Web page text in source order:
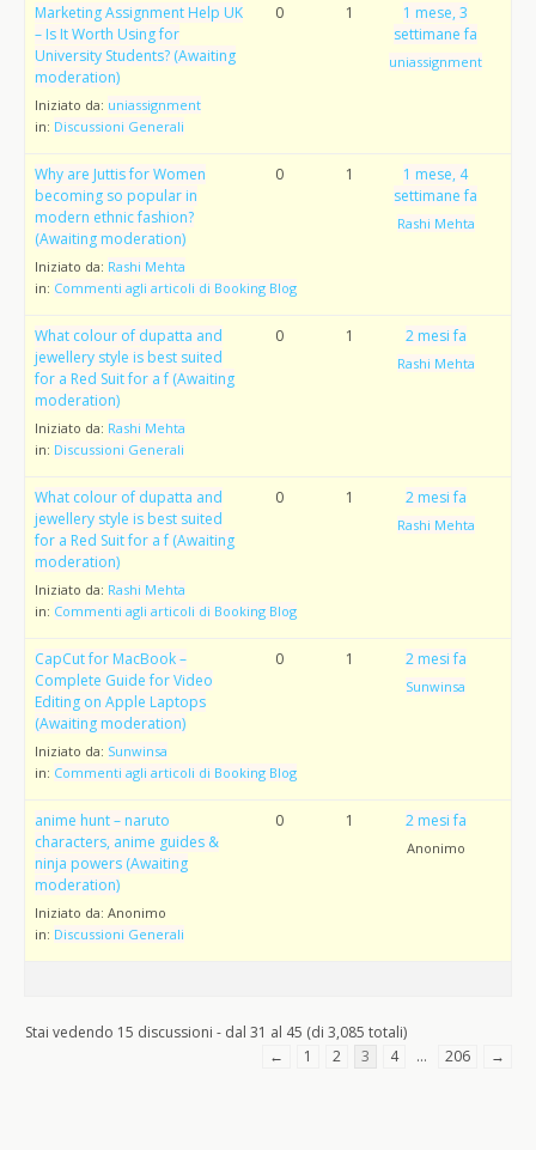
Marketing Assignment Help UK
– Is It Worth Using for
University Students? (Awaiting
moderation)
Iniziato da: uniassignment
in: Discussioni Generali
0 1
1 mese, 3
settimane fa
uniassignment
Why are Juttis for Women
becoming so popular in
modern ethnic fashion?
(Awaiting moderation)
Iniziato da: Rashi Mehta
in: Commenti agli articoli di Booking Blog
0 1
1 mese, 4
settimane fa
Rashi Mehta
What colour of dupatta and
jewellery style is best suited
for a Red Suit for a f (Awaiting
moderation)
Iniziato da: Rashi Mehta
in: Discussioni Generali
0 1 2 mesi fa
Rashi Mehta
What colour of dupatta and
jewellery style is best suited
for a Red Suit for a f (Awaiting
moderation)
Iniziato da: Rashi Mehta
in: Commenti agli articoli di Booking Blog
0 1 2 mesi fa
Rashi Mehta
CapCut for MacBook –
Complete Guide for Video
Editing on Apple Laptops
(Awaiting moderation)
Iniziato da: Sunwinsa
in: Commenti agli articoli di Booking Blog
0 1 2 mesi fa
Sunwinsa
anime hunt – naruto
characters, anime guides &
ninja powers (Awaiting
moderation)
Iniziato da: Anonimo
in: Discussioni Generali
0 1 2 mesi fa
Anonimo
Stai vedendo 15 discussioni - dal 31 al 45 (di 3,085 totali)
←
1 2 3 4 … 206 →